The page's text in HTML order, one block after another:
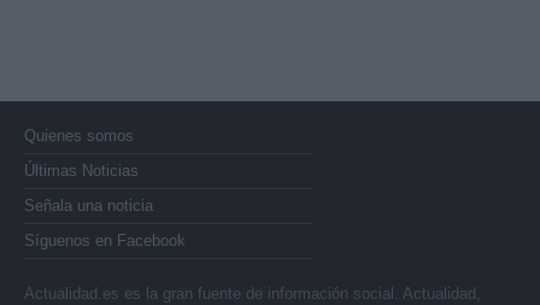
Quienes somos
Últimas Noticias
Señala una noticia
Síguenos en Facebook
Actualidad.es es la gran fuente de información social. Actualidad,